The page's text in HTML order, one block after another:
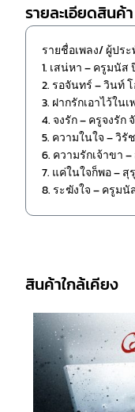
รายละเอียดสินค้า
รายชื่อเพลง/ ผู้ปร
1. เสน่หา – ครูมนั
2. รอจันทร์ – วินท์
3. ฝากรักเอาไว้ใ
4. จงรัก – ครูจงรั
5. ความในใจ – วิ
6. ความรักเจ้าขา
7. แค่ในใจก็พอ – สุ
8. ระฆังใจ – ครูม
สินค้าใกล้เคียง